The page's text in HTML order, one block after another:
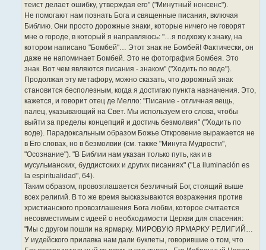
теист делает ошибку, утверждая его" ("Минутный нонсенс").
Не помогают нам познать Бога и священные писания, включая
Библию. Они просто дорожные знаки, которые ничего не говорят
мне о городе, в который я направляюсь: "…я подхожу к знаку, на
котором написано "Бомбей"… Этот знак не Бомбей! Фактически, он
даже не напоминает Бомбей. Это не фотография Бомбея. Это
знак. Вот чем являются писания - знаком" ("Ходить по воде").
Продолжая эту метафору, можно сказать, что дорожный знак
становится бесполезным, когда я достигаю пункта назначения. Это,
кажется, и говорит отец де Мелло: "Писание - отличная вещь,
палец, указывающий на Свет. Мы используем его слова, чтобы
выйти за пределы концепций и достичь безмолвия" ("Ходить по
воде). Парадоксальным образом Божье Откровение выражается не
в Его словах, но в безмолвии (см. также "Минута Мудрости",
"Осознание"). "В Библии нам указан только путь, как и в
мусульманских, буддистских и других писаниях" ("La iluminación es
la espiritualidad", 64).
Таким образом, провозглашается безличный Бог, стоящий выше
всех религий. В то же время высказываются возражения против
христианского провозглашения Бога любви, которое считается
несовместимым с идеей о необходимости Церкви для спасения:
"Мы с другом пошли на ярмарку. МИРОВУЮ ЯРМАРКУ РЕЛИГИЙ…
У иудейского прилавка нам дали буклеты, говорившие о том, что